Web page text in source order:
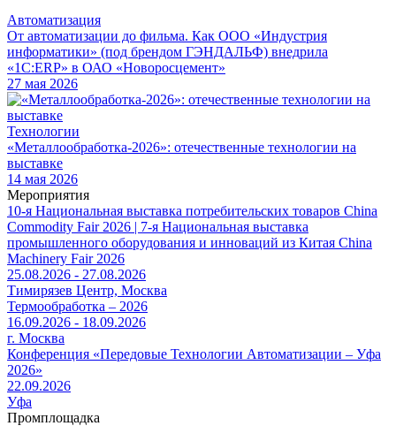
Автоматизация
От автоматизации до фильма. Как ООО «Индустрия
информатики» (под брендом ГЭНДАЛЬФ) внедрила
«1С:ERP» в ОАО «Новоросцемент»
27 мая 2026
Технологии
«Металлообработка-2026»: отечественные технологии на
выставке
14 мая 2026
Мероприятия
10-я Национальная выставка потребительских товаров China
Commodity Fair 2026 | 7-я Национальная выставка
промышленного оборудования и инноваций из Китая China
Machinery Fair 2026
25.08.2026 - 27.08.2026
Тимирязев Центр, Москва
Термообработка – 2026
16.09.2026 - 18.09.2026
г. Москва
Конференция «Передовые Технологии Автоматизации – Уфа
2026»
22.09.2026
Уфа
Промплощадка